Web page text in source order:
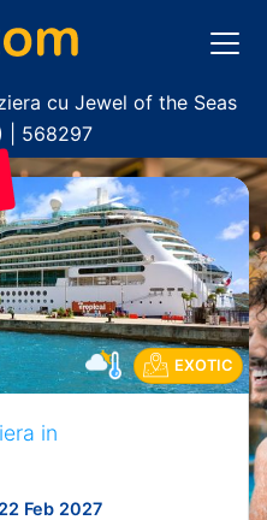
cu Jewel of the Seas
| 568297
EXOTIC
in
22 Feb 2027